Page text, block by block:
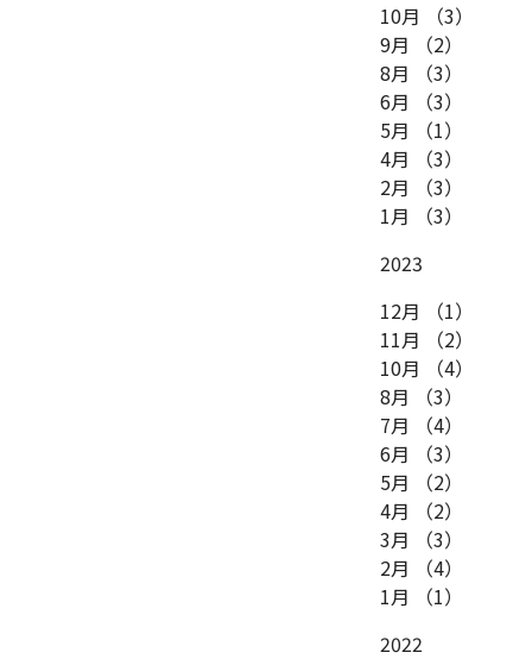
10月
（3）
9月
（2）
8月
（3）
6月
（3）
5月
（1）
4月
（3）
2月
（3）
1月
（3）
2023
12月
（1）
11月
（2）
10月
（4）
8月
（3）
7月
（4）
6月
（3）
5月
（2）
4月
（2）
3月
（3）
2月
（4）
1月
（1）
2022